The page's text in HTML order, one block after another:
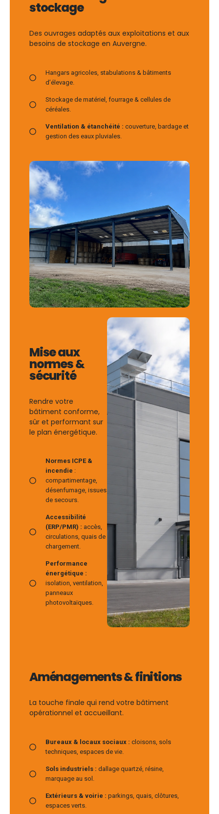
stockage
Des ouvrages adaptés aux exploitations et aux
besoins de stockage en Auvergne.
Hangars agricoles, stabulations & bâtiments
d’élevage.
Stockage de matériel, fourrage & cellules de
céréales.
Ventilation & étanchéité : couverture, bardage et
gestion des eaux pluviales.
Mise aux
normes &
sécurité
Rendre votre
bâtiment conforme,
sûr et performant sur
le plan énergétique.
Normes ICPE &
incendie :
compartimentage,
désenfumage, issues
de secours.
Accessibilité
(ERP/PMR) : accès,
circulations, quais de
chargement.
Performance
énergétique :
isolation, ventilation,
panneaux
photovoltaïques.
Aménagements & finitions
La touche finale qui rend votre bâtiment
opérationnel et accueillant.
Bureaux & locaux sociaux : cloisons, sols
techniques, espaces de vie.
Sols industriels : dallage quartzé, résine,
marquage au sol.
Extérieurs & voirie : parkings, quais, clôtures,
espaces verts.